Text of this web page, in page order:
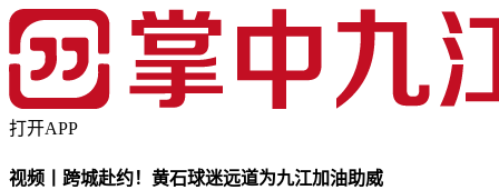
打开APP
视频丨跨城赴约！黄石球迷远道为九江加油助威